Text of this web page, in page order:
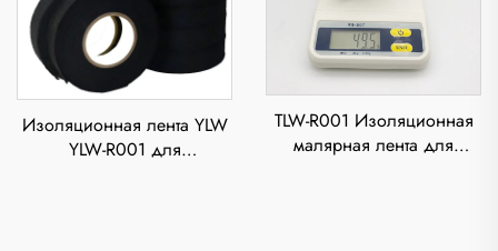
клейкая наклейка
Изоляционная лента YLW
YLW-R001 для
TLW-R001 Изоляционная
малярная лента для